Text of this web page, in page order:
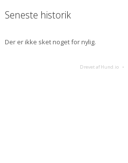
Seneste historik
Der er ikke sket noget for nylig.
Drevet af Hund.io